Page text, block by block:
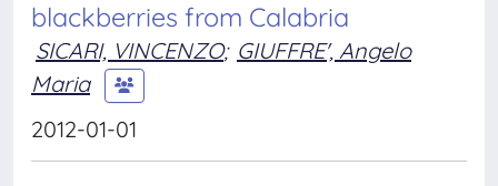
blackberries from Calabria
SICARI, VINCENZO; GIUFFRE', Angelo
Maria
2012-01-01